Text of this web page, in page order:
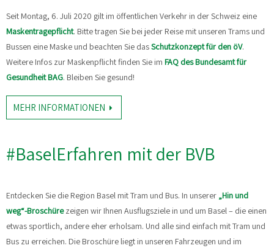
Seit Montag, 6. Juli 2020 gilt im öffentlichen Verkehr in der Schweiz eine
Maskentragepflicht. Bitte tragen Sie bei jeder Reise mit unseren Trams und
Bussen eine Maske und beachten Sie dasSchutzkonzept für den öV.
Weitere Infos zur Maskenpflicht finden Sie im FAQ des Bundesamt für
Gesundheit BAG. Bleiben Sie gesund!
MEHR INFORMATIONEN
#BaselErfahren mit der BVB
Entdecken Sie die Region Basel mit Tram und Bus. In unserer „Hin und
weg“-Broschürezeigen wir Ihnen Ausflugsziele in und um Basel – die einen
etwas sportlich, andere eher erholsam. Und alle sind einfach mit Tram und
Bus zu erreichen. Die Broschüre liegt in unseren Fahrzeugen und im